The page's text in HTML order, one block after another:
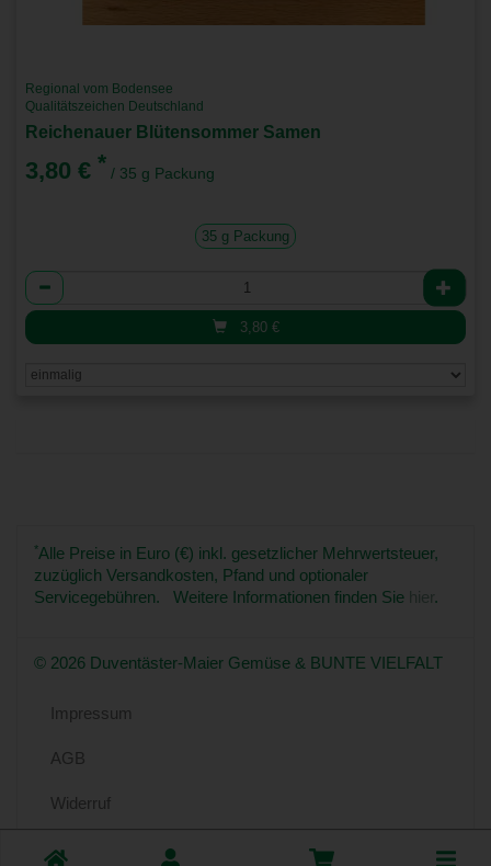
Regional vom Bodensee
Qualitätszeichen Deutschland
Reichenauer Blütensommer Samen
3,80 € * / 35 g Packung
35 g Packung
Anzahl
3,80 €
*Alle Preise in Euro (€) inkl. gesetzlicher Mehrwertsteuer,
zuzüglich Versandkosten, Pfand und optionaler
Servicegebühren. Weitere Informationen finden Sie hier.
© 2026 Duventäster-Maier Gemüse & BUNTE VIELFALT
Impressum
AGB
Widerruf
Datenschutz Toggle